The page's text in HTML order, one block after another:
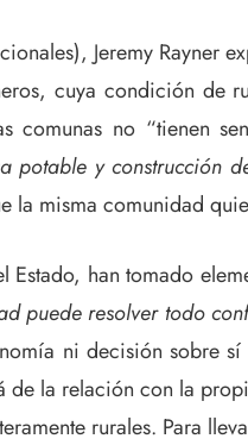
Jeremy
cuya condición
comunas no “tienen
potable y construcción
la misma comunidad
Estado, han tomado
puede resolver todo
ni decisión sobre
la relación con la
rurales. Para